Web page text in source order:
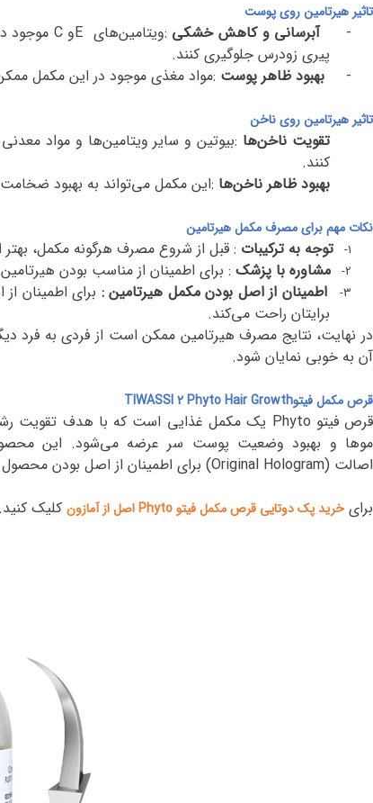
تاثیر هیرتامین روی پوست
- آبرسانی و کاهش خشکی :ویتامین‌های Eو C موجود
پیری زودرس جلوگیری کنند.
-
بهبود ظاهر پوست :مواد مغذی موجود در این مکمل
تاثیر هیرتامین روی ناخن
تقویت ناخن‌ها :بیوتین و سایر ویتامین‌ها و مواد
کنند.
بهبود ظاهر ناخن‌ها :این مکمل می‌تواند به بهبود
نکات مهم برای مصرف مکمل هیرتامین
1- توجه به ترکیبات : قبل از شروع مصرف هرگونه مکمل،
2- مشاوره با پزشک : برای اطمینان از مناسب بودن
3- اطمینان از اصل بودن مکمل هیرتامین : برای اطمینان
برایتان راحت می‌کند.
در نهایت، نتایج مصرف هیرتامین ممکن است از فردی به فرد
آن به خوبی نمایان شود.
قرص مکمل فیتوTIWASSI 2 Phyto Hair Growth
قرص فیتو Phyto یک مکمل غذایی است که با هدف تقویت
موها و بهبود وضعیت پوست سر عرضه می‌شود. این
اصالت (Original Hologram) برای اطمینان از اصل بودن
برای خرید پک دوتایی قرص مکمل فیتوPhytoاصل از آمازون کلیک کنید.